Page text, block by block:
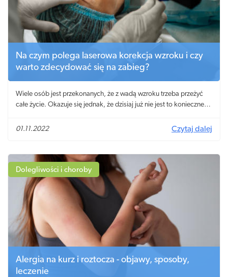
Na czym polega laserowa korekcja wzroku i czy
warto zdecydować się na zabieg?
Wiele osób jest przekonanych, że z wadą wzroku trzeba przeżyć
całe życie. Okazuje się jednak, że dzisiaj już nie jest to konieczne.
zawsze. Czy warto zdecydować się na ten zabieg? Co należy o nim
01.11.2022 Czytaj dalej
Dolegliwości i choroby
Alergia na kurz i roztocza - objawy, sposoby,
leczenie